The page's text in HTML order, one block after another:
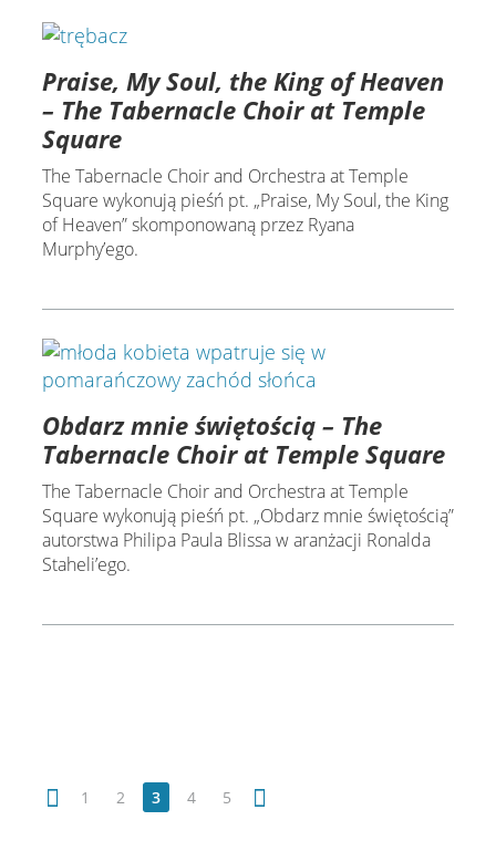
Praise, My Soul, the King of Heaven
– The Tabernacle Choir at Temple
Square
The Tabernacle Choir and Orchestra at Temple
Square wykonują pieśń pt. „Praise, My Soul, the King
of Heaven” skomponowaną przez Ryana
Murphy’ego.
Obdarz mnie świętością – The
Tabernacle Choir at Temple Square
The Tabernacle Choir and Orchestra at Temple
Square wykonują pieśń pt. „Obdarz mnie świętością”
autorstwa Philipa Paula Blissa w aranżacji Ronalda
Staheli’ego.
1 2 3 4 5